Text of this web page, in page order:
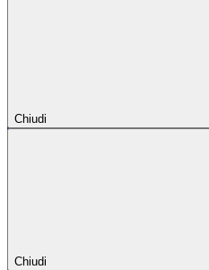
Chiudi
Chiudi